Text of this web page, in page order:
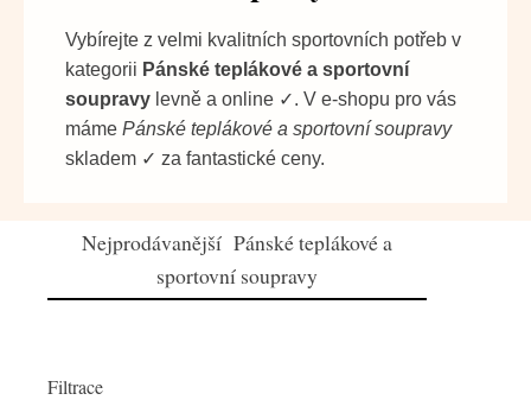
Vybírejte z velmi kvalitních sportovních potřeb v
kategorii Pánské teplákové a sportovní
soupravy levně a online ✓. V e-shopu pro vás
máme Pánské teplákové a sportovní soupravy
skladem ✓ za fantastické ceny.
Nejprodávanější Pánské teplákové a
sportovní soupravy
Filtrace